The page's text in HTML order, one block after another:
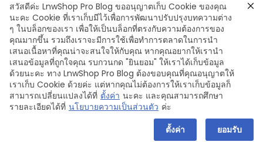
Leave a Comment
Copyright © 2024 LnwShop Company Limited
สวัสดีค่ะ LnwShop Pro Blog ขออนุญาตเก็บ Cookie ของคุณ
นะคะ Cookie ที่เราเก็บมีไว้เพื่อการพัฒนาปรับปรุงบทความต่าง
ๆ ในบล็อกของเรา เพื่อให้เป็นบล็อกที่ตรงกับความต้องการของ
คุณมากขึ้น รวมถึงเราจะมีการใช้เพื่อทำการตลาดในการนำ
เสนอเนื้อหาที่คุณน่าจะสนใจให้กับคุณ หากคุณอยากให้เรานำ
เสนอข้อมูลที่ถูกใจคุณ รบกวนกด "ยินยอม" ให้เราได้เก็บข้อมูล
ด้วยนะคะ ทาง LnwShop Pro Blog ต้องขอบคุณที่คุณอนุญาตให้
เราเก็บ Cookie ด้วยค่ะ แต่หากคุณไม่ต้องการให้เราเก็บข้อมูลก็
สามารถเปลี่ยนแปลงได้ที่ ตั้งค่า นะคะ และคุณสามารถศึกษา
รายละเอียดได้ที่ นโยบายความเป็นส่วนตัว ค่ะ
ตั้งค่า
ยอมรับ